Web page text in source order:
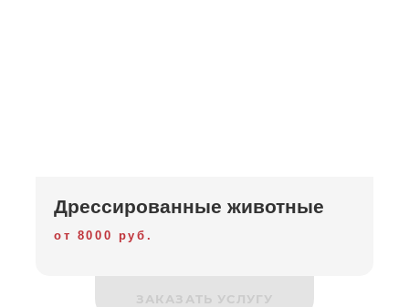
Дрессированные животные
от 8000 руб.
ЗАКАЗАТЬ УСЛУГУ